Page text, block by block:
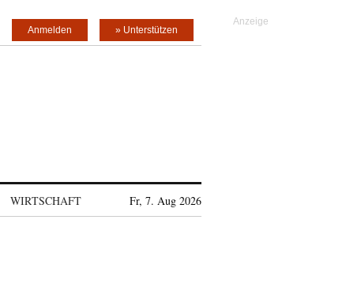
» Unterstützen
Anmelden
WIRTSCHAFT Fr, 7. Aug 2026